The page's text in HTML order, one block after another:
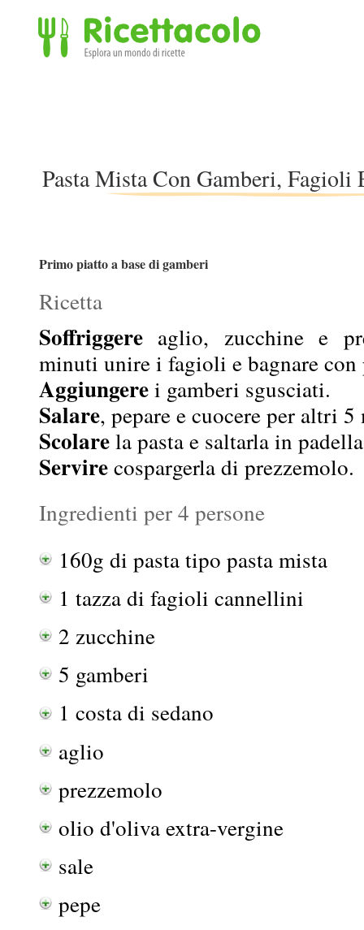
Pasta Mista Con Gamberi, Fagioli
Primo piatto a base di gamberi
Ricetta
Soffriggere aglio, zucchine e
minuti unire i fagioli e bagnare con
Aggiungerei gamberi sgusciati.
Salare, pepare e cuocere per altri
Scolarela pasta e saltarla in
Servirecospargerla di prezzemolo.
Ingredienti per 4 persone
160g di pasta tipo pasta mista
1 tazza di fagioli cannellini
2 zucchine
5 gamberi
1 costa di sedano
aglio
prezzemolo
olio d'oliva extra-vergine
sale
pepe